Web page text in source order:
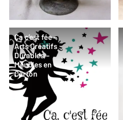
Ça c’est fée –
Arts Créatifs
Durables –
Meubles en
Carton